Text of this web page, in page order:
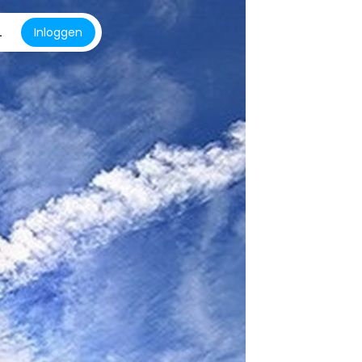
Inloggen